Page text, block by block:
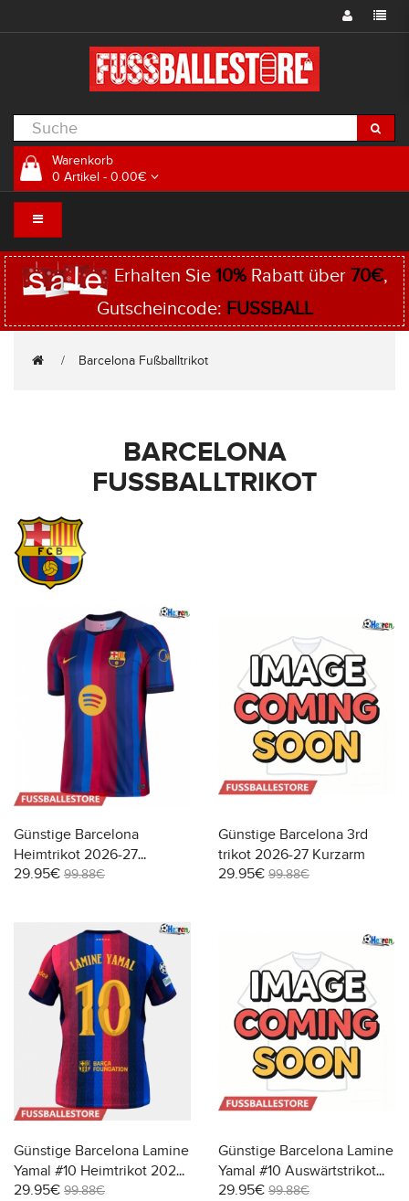
Warenkorb
0 Artikel - 0.00€
Erhalten Sie 10%Rabatt über 70€,
Gutscheincode: FUSSBALL
Barcelona Fußballtrikot
BARCELONA
FUSSBALLTRIKOT
Günstige Barcelona
Heimtrikot 2026-27
Kurzarm
29.95€ 99.88€
Günstige Barcelona 3rd
trikot 2026-27 Kurzarm
29.95€ 99.88€
Günstige Barcelona Lamine
Yamal #10 Heimtrikot 2026-
27 Kurzarm
29.95€ 99.88€
Günstige Barcelona Lamine
Yamal #10 Auswärtstrikot
2026-27 Kurzarm
29.95€ 99.88€